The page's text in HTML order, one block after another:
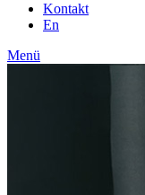
Kontakt
En
Menü